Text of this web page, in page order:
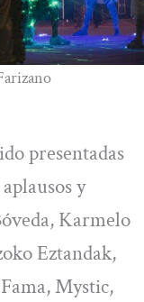
presentadas
y
Karmelo
Eztandak,
Mystic,